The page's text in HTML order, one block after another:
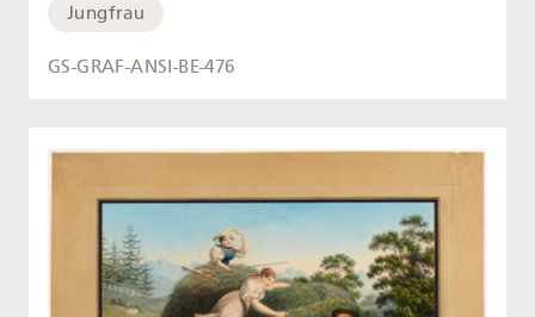
Jungfrau
GS-GRAF-ANSI-BE-476